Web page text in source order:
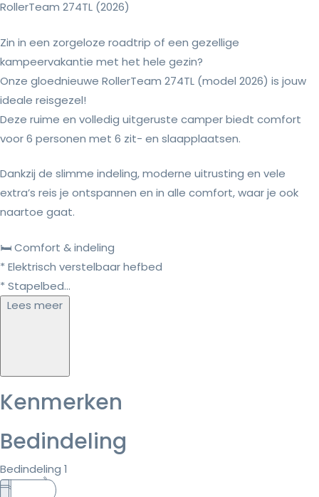
RollerTeam 274TL (2026)
Zin in een zorgeloze roadtrip of een gezellige
kampeervakantie met het hele gezin?
Onze gloednieuwe RollerTeam 274TL (model 2026) is jouw
ideale reisgezel!
Deze ruime en volledig uitgeruste camper biedt comfort
voor 6 personen met 6 zit- en slaapplaatsen.
Dankzij de slimme indeling, moderne uitrusting en vele
extra’s reis je ontspannen en in alle comfort, waar je ook
naartoe gaat.
🛏 Comfort & indeling
* Elektrisch verstelbaar hefbed
* Stapelbed...
Lees meer
Kenmerken
Bedindeling
Bedindeling 1